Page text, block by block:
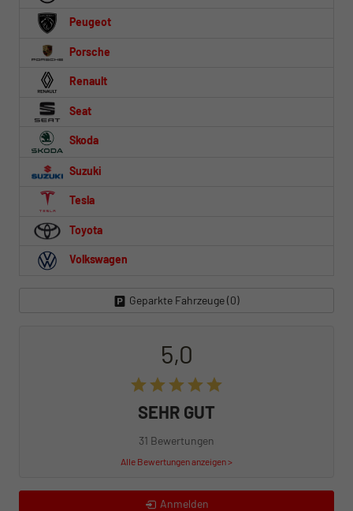
Peugeot
Porsche
Renault
Seat
Skoda
Suzuki
Tesla
Toyota
Volkswagen
Geparkte Fahrzeuge (0)
5,0
SEHR GUT
31 Bewertungen
Alle Bewertungen anzeigen >
Anmelden